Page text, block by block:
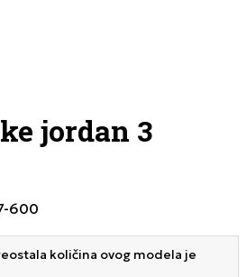
jordan 3
600
količina ovog modela je